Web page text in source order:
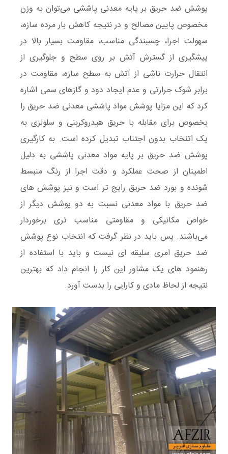
پوشش ضد حریق بر پایه معدنی پاششی می‌توان به وزن
مخصوص پایین مصالح و در نتیجه کاهش بار مرده سازه،
سهولت اجرا، چسبندگی مناسب، مقاومت بسیار بالا در
پیشگیری از گسترش آتش بر روی سطح و جلوگیری از
انتقال حرارت ناشی از آتش به سطح سازه، مقاومت در
برابر شوک حرارتی و عدم ایجاد دود و گازهای سمی اشاره
کرد که این مزایا پوشش مواد پاششی معدنی ضد حریق را
بخصوص برای مقابله با حریق هیدروکربنی و سلولزی به
یک اتنخاب بدون اجتناب تبدیل کرده است. به کارگیری
پوشش ضد حریق بر پایه مواد معدنی پاششی به دلیل
اطمینان از صحت عملکرد و دقت اجرا از رنگ‌ منبسط
شونده و بورد ضد حریق رایج تر است و نیز پوشش های
ضد حریق با مواد معدنی نسبت به دو پوشش دیگر از
خواص مکانیکی و مقاومتی مناسب تری برخوردار
می‌باشند. پس باید در نظر گرفت که انتخاب نوع پوشش
ضد حریق امری سلیقه ای نیست و باید با استفاده از
رهنمود های یک مشاور این کار را انجام داد که بهترین
نتیجه از لحاظ مادی و کارایی را بدست آورد.